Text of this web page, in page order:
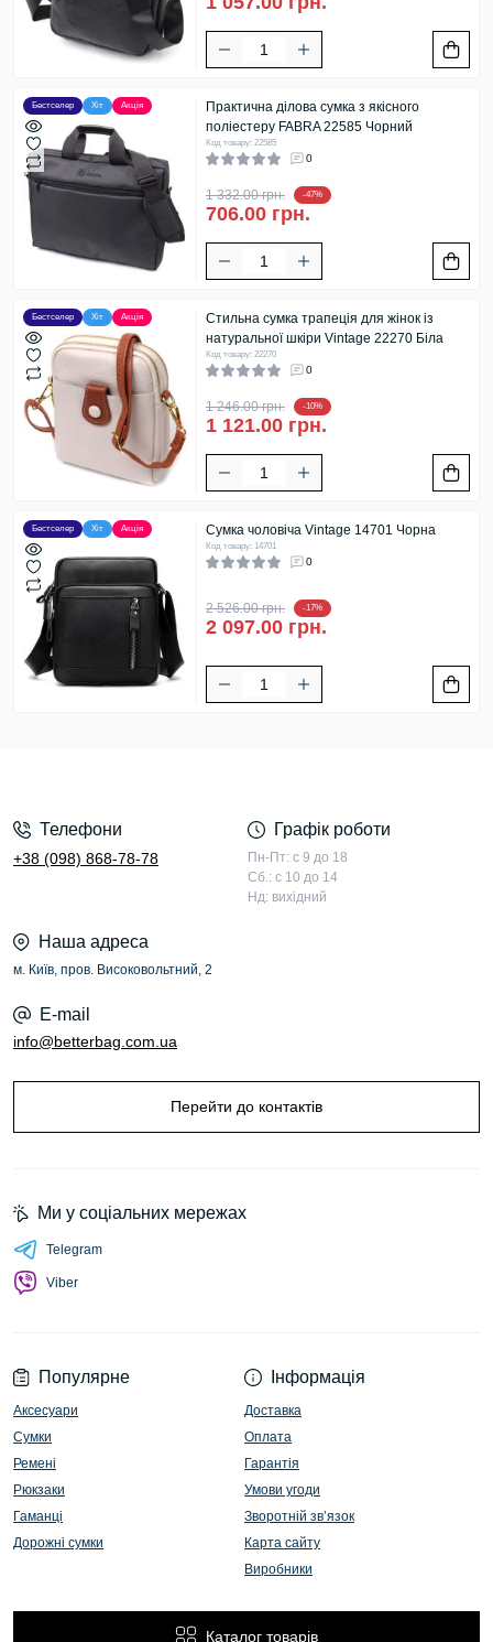
Бестселер Хіт Акція
Практична ділова сумка з якісного
поліестеру FABRA 22585 Чорний
Код товару: 22585
0
1 332.00 грн. -47%
706.00 грн.
Бестселер Хіт Акція
Стильна сумка трапеція для жінок із
натуральної шкіри Vintage 22270 Біла
Код товару: 22270
0
1 246.00 грн. -10%
1 121.00 грн.
Бестселер Хіт Акція Сумка чоловіча Vintage 14701 Чорна
Код товару: 14701
0
2 526.00 грн. -17%
2 097.00 грн.
Телефони
+38 (098) 868-78-78
Графік роботи
Пн-Пт: с 9 до 18
Сб.: с 10 до 14
Нд: вихідний
Наша адреса
м. Київ, пров. Високовольтний, 2
E-mail
info@betterbag.com.ua
Перейти до контактів
Популярне
Аксесуари
Сумки
Ремені
Рюкзаки
Гаманці
Дорожні сумки
Інформація
Доставка
Оплата
Гарантія
Умови угоди
Зворотній зв’язок
Карта сайту
Виробники
Каталог товарів
Ми у соціальних мережах
Telegram
Viber